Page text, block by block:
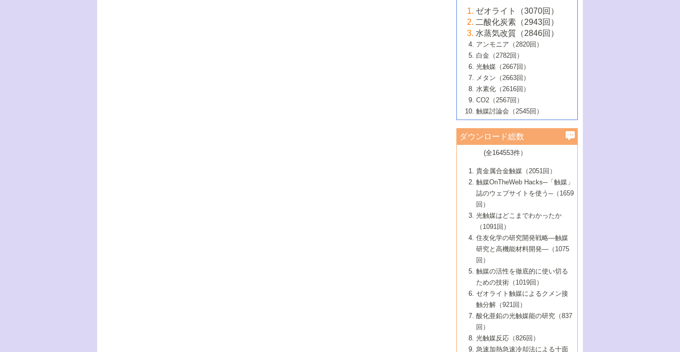
大学：オンライン・対面開催）
6号 メタン転換技術の最新動向
B号 第125回触媒討論会（2020年・工学
院大学）
5号 固体触媒による含窒素有機化合物変
換の最前線
6号 貴金属使用量低減に向けた自動車排
ガス浄化触媒の開発
B号 第123回触媒討論会（2019年・大阪
B号 第121回触媒討論会（2018年・東京
大学）
5号 水素のふるまいを解き明かす最先端
研究
6号 低級アルカンの有効利用のための触
媒技術
B号 第119回触媒討論会（2017年・首都
大学東京）
媒技術
3号 触媒研究の最先端～とびたて若き研究
者たち～（1）
4号 触媒研究の最先端～とびたて若き研究
者たち～（2）
5号 触媒研究の最先端～とびたて若き研究
者たち～（3）
6号 イオニクス材料と燃料電池・電解合成
の最新の研究動向
B号 第117回触媒討論会（2016年・大阪府
立大学）
2号 石油精製用触媒の最近の進展
3号 固体酸化物形燃料電池（SOFC）におけ
るアノード触媒上での燃料直接改質技術
4号 コアシェル構造の制御による触媒機能
5号 工業触媒およびその周辺技術の最近の
進歩
6号 ナノシート
B号 第115回触媒討論会（2015年・成蹊大
2号 光触媒反応機構に関する最新の研究動
向
開発動向
4号 人工光合成に向けた近年のアプローチ
5号 未利用熱エネルギーの有効活用に貢献
する触媒技術
6号 ポリオキソメタレート
B号 第113回触媒討論会（2014年・ロワジ
ールホテル豊橋）
1号 高耐久性燃料電池システム用触媒にお
ける新展開
2号 リビングラジカル重合の最近の動向
3号 天然ガスの化学工業的展開に関する触
媒技術
4号 貴金属触媒の精密構造制御とその活用
5号 バイオマス化成品製造のための固体触
6号 ナノ空間─吸着状態解析から新機能開拓
B号 第111回触媒討論会（2013年・関西大
▼54巻（2012年）
1号 規則性多孔体の利用技術における最近
の進歩
2号 第109回触媒討論会
3号 貴金属低減技術の最新動向
4号 貴金属代替技術の最新動向
5号 光触媒による物質変換反応の新展開
6号 グラフェン
7号 水素を利用する化成品合成の新潮流
▼53巻（2011年）
1号 金属学から見る合金触媒の新展開
2号 第107回触媒討論会
3号 触媒のその場観察法の進歩（１）
4号 触媒のその場観察法の進歩（２）
5号 不活性結合の触媒的活性化による有機
合成
6号 新しい固体酸触媒技術
7号 ゼオライト合成における最近の進歩
▼52巻（2010年）
1号 触媒の劣化対策と長寿命触媒開発
2号 第105回触媒討論会
3号 ナノ構造が拓く新機能
4号 活性サイトおよびその環境の精密な設
計による触媒の高機能化
5号 触媒を有効に使うための技術
7号 有機分子触媒による精密有機合成
8号 高機能化ポリオレフィンに向けた重合
触媒の最近の進展
1号 炭素材料－熱い注目を集める材料－
2号 第103回触媒討論会
3号 環境浄化用光触媒の現状と課題
4号 水素社会の実現に向けた水素製造・貯
蔵技術の進歩
5号 CO2が関わる触媒・材料
7号 持続可能社会実現のための触媒および
触媒関連技術
▼50巻（2008年）
1号 触媒化学と学会のこの10年，半世紀，
そして未来
2号 第101回触媒討論会
4号 錯体を利用したユニークな表面構造の
構築と機能
5号 若手会員による触媒研究の未来展望1：
企業編
6号 第102回触媒討論会
7号 触媒・化学反応における計算化学の進
8号 若手研究者による触媒研究の未来展望
2：大学・研究所編
▼49巻（2007年）
1号 含フッ素化合物の合成と触媒
2号 第99回触媒討論会
3号 実用的ファインケミカル合成プロセス
を実現する触媒
5号 こんな物質，あんな物質―新たな触媒
の可能性―
7号 『結晶の化学』を活かした触媒研究
8号 イオン液体の応用
▼48巻（2006年）
1号 固体酸触媒の最近の進歩
2号 第97回触媒討論会
3号 リビング重合触媒の最近の展開
5号 水素製造・貯蔵のための触媒技術の新
しい展開
6号 第98回触媒討論会
7号 基礎化学品製造の触媒技術
8号 多機能型リアクター
1号 最近の触媒担体とその効果
2号 第95回触媒討論会
4号 水分解用光触媒材料
5号 時間分解分光の進歩と応用
6号 第96回触媒討論会
8号 超臨界流体を用いた化学プロセスの新
▼46巻（2004年）
1号 部分酸化反応触媒の最前線
2号 第93回触媒討論会
3号 特殊エネルギー場の触媒反応
4号 生体内における金属の触媒作用
5号 ファインケミカルズの展開に寄与する
6号 第94回触媒討論会
7号 サブナノレベルでみた新しい表面現象
8号 オレフィン重合触媒の新たな展
▼45巻（2003年）
1号 なぜこの触媒が良いのか？
2号 第91回触媒討論会
3号 最近の自動車排ガス処理技術
4号 触媒研究の現状と将来─第90回触媒討論
5号 基礎化学品製造の触媒技術
6号 第92回触媒討論会
7号 基礎化学品製造の触媒技術
8号 資源の循環と触媒技術
▼44巻（2002年）
1号 高次制御された触媒の化学
2号 第89回触媒討論会
3号 触媒を利用した電気化学の新展開
4号 ナノ材料の調製と機能化
5号 こんな触媒が欲しい
6号 第90回触媒討論会
7号 触媒研究と学術雑誌/情報
8号 若い世代からみた触媒化学の現状と未
▼43巻（2001年）
1号 グリーンケミストリーと触媒
2号 第87回触媒討論会特集号
3号 生体触媒とバイオプロセス
4号 水素製造・利用の触媒化学
5号 触媒研究における新しい切り口：コン
ビナトリアルケミストリー
6号 第88回触媒討論会特集号
7号 企業における触媒研究のブレークスル
8号 この材料を触媒として使ってみません
▼42巻（2000年）
1号 触媒反応工学の明日を拓く
2号 第85回触媒討論会
3号 反応ダイナミクス
5号 触媒のおもしろさをどのように伝える
6号 第86回触媒討論会
7号 水素化精製触媒の新しい展開
8号 新しい反応性と機能性を目指した金属
クラスタ-化学
▼41巻（1999年）
1号 孔、穴、あな?-特異な空間とその利用-
2号 第83回触媒討論会
3号 均一系触媒反応最前線
4号 実用炭素材料の新展開
5号 研究の方法論を考える
7号 機能性金属材料と触媒
8号 触媒研究へのNMRの応用と展望
▼40巻（1998年）
進展と21世紀への提言/創立40周年記念・触
媒学会この10年の歩みとこれから/創立40周
2号 第81回触媒討論会
3号 計算機触媒化学へのさそい
4号 触媒劣化の制御と予測
5号 最新の実用プロセスと触媒
6号 第82回触媒討論会
1号 均一系と不均一系触媒反応-その特徴と
接点
2号 第79回触媒討論会
3号 最新NO除去触媒の実用化研究
4号 新しい反応場を目指した触媒調製
5号 反応・分離技術の新しい展開
6号 第80回触媒討論会
▼38巻（1996年）
1号 触媒の構造と触媒作用/C1化学を中心と
する21世紀への触媒
3号 オリンピックメダル:金・銀・銅はどん
な触媒作用を示すか
4号 触媒作用における機能の複合化
▼37巻（1995年）
1号 ファインケミカルズと固体触媒
2号 第75回触媒討論会
3号 希土類を利用した触媒
4号 触媒とリサイクル
5号 エネルギー変換触媒
▼36巻（1994年）
1号 電気化学と触媒
2号 第73回触媒討論会
3号 C4化学の展開
4号 《通常号》
▼35巻（1993年）
1号 工業触媒開発マニュアル―探索から工
業化まで
2号 第71回触媒討論会
▼34巻（1992年）
1号 インパクトを与えたこの研究
2号 第69回触媒討論会
▼33巻（1991年）
1号 触媒プロセス開発マニュアル―探索か
▼32巻（1990年）
ゼオライト（3070回）
二酸化炭素（2943回）
水蒸気改質（2846回）
アンモニア（2820回）
白金（2782回）
光触媒（2667回）
メタン（2663回）
水素化（2616回）
CO2（2567回）
触媒討論会（2545回）
ダウンロード総数
(全164553件）
貴金属合金触媒（2051回）
触媒OnTheWeb Hacks─「触媒」
誌のウェブサイトを使う─（1659
回）
光触媒はどこまでわかったか
（1091回）
住友化学の研究開発戦略―触媒
研究と高機能材料開発―（1075
回）
触媒の活性を徹底的に使い切る
ための技術（1019回）
ゼオライト触媒によるクメン接
触分解（921回）
酸化亜鉛の光触媒能の研究（837
回）
光触媒反応（826回）
急速加熱急速冷却法による十面